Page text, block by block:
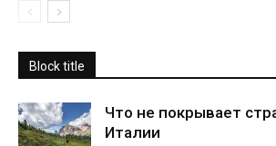
Block title
Что не покрывает
Италии